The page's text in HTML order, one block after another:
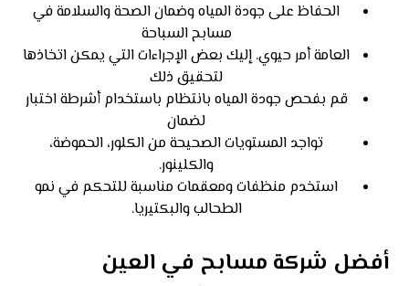
الحفاظ على جودة المياه وضمان الصحة والسلامة في
مسابح السباحة
العامة أمر حيوي. إليك بعض الإجراءات التي يمكن اتخاذها
لتحقيق ذلك
قم بفحص جودة المياه بانتظام باستخدام أشرطة اختبار
لضمان
تواجد المستويات الصحيحة من الكلور، الحموضة،
والكلينور.
استخدم منظفات ومعقمات مناسبة للتحكم في نمو
الطحالب والبكتيريا.
أفضل شركة مسابح في العين